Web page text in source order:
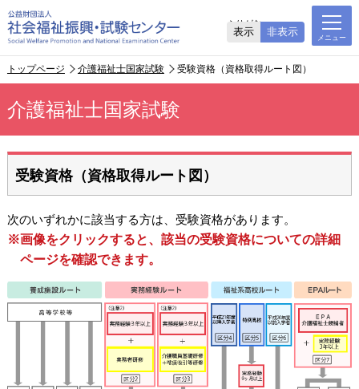
ふりがな
表示 非表示
トップページ 介護福祉士国家試験 受験資格（資格取得ルート図）
介護福祉士国家試験
受験資格（資格取得ルート図）
次のいずれかに該当する方は、受験資格があります。
※画像をクリックすると、該当の受験資格についての詳細
ページを確認できます。